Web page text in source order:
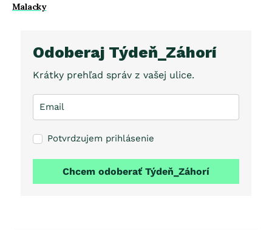
Malacky
Odoberaj Týdeň_Záhorí
Krátky prehľad správ z vašej ulice.
Potvrdzujem prihlásenie
Chcem odoberať Týdeň_Záhorí